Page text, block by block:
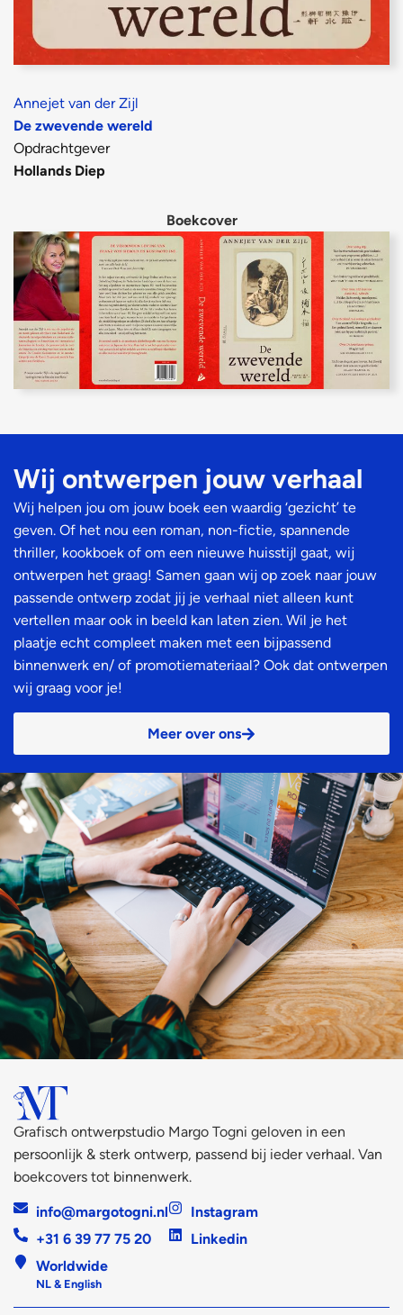
Annejet van der Zijl
De zwevende wereld
Opdrachtgever
Hollands Diep
Boekcover
Wij ontwerpen jouw verhaal​
Wij helpen jou om jouw boek een waardig ‘gezicht’ te
geven. Of het nou een roman, non-fictie, spannende
thriller, kookboek of om een nieuwe huisstijl gaat, wij
ontwerpen het graag! Samen gaan wij op zoek naar jouw
passende ontwerp zodat jij je verhaal niet alleen kunt
vertellen maar ook in beeld kan laten zien. Wil je het
plaatje echt compleet maken met een bijpassend
binnenwerk en/ of promotiemateriaal? Ook dat ontwerpen
wij graag voor je!
Meer over ons
Grafisch ontwerpstudio Margo Togni geloven in een
persoonlijk & sterk ontwerp, passend bij ieder verhaal. Van
boekcovers tot binnenwerk.
info@margotogni.nl
+31 6 39 77 75 20
Worldwide
NL & English
Instagram
Linkedin